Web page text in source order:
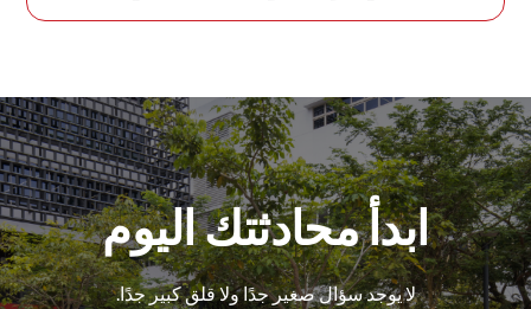
نعم، لدينا مقصف مدرسي يقدم وجبات آسيوية وغربية ونباتية يوميًا. تتغير قائمة
الطعام يوميًا وأسبوعيًا، ويشرف على مزود الخدمة لدينا طاهٍ حائز على نجمة
ميشلان. يمكنك أيضًا إرسال وجبة غداء منزلية.
ابدأ محادثتك اليوم
لا يوجد سؤال صغير جدًا ولا قلق كبير جدًا.